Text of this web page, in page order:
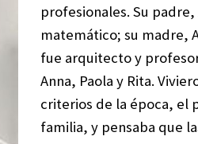
profesionales. Su
matemático; su madre,
fue arquitecto y
Anna, Paola y Rita.
criterios de la época, el
familia, y pensaba que